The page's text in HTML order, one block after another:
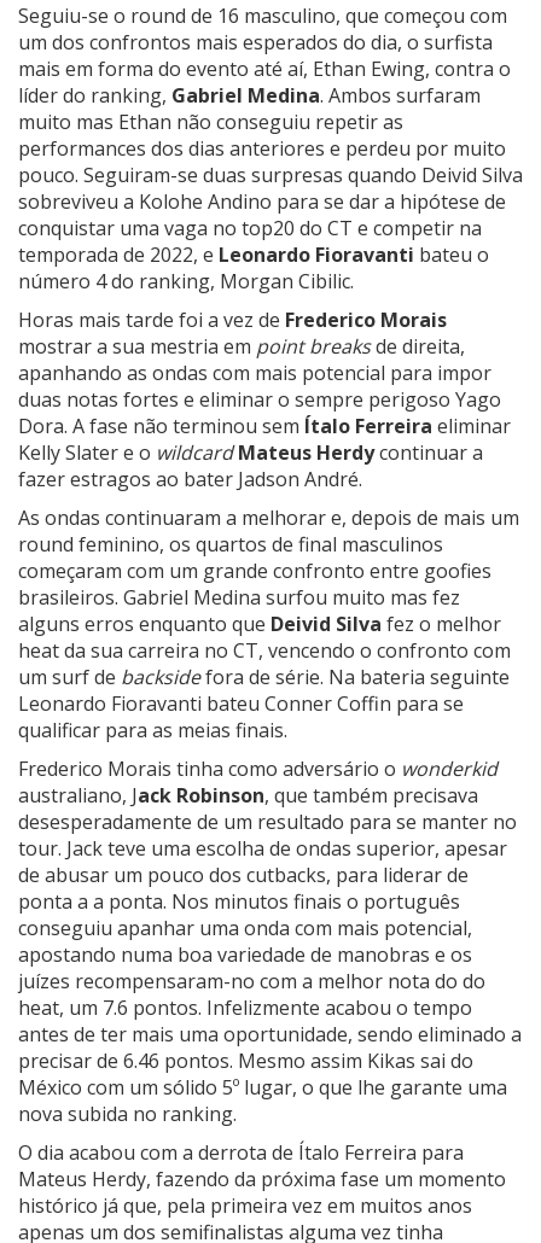
Seguiu-se o round de 16 masculino, que começou com
um dos confrontos mais esperados do dia, o surfista
mais em forma do evento até aí, Ethan Ewing, contra o
líder do ranking, Gabriel Medina. Ambos surfaram
muito mas Ethan não conseguiu repetir as
performances dos dias anteriores e perdeu por muito
pouco. Seguiram-se duas surpresas quando Deivid Silva
sobreviveu a Kolohe Andino para se dar a hipótese de
conquistar uma vaga no top20 do CT e competir na
temporada de 2022, e Leonardo Fioravanti bateu o
número 4 do ranking, Morgan Cibilic.
Horas mais tarde foi a vez de Frederico Morais
mostrar a sua mestria em point breaksde direita,
apanhando as ondas com mais potencial para impor
duas notas fortes e eliminar o sempre perigoso Yago
Dora. A fase não terminou sem Ítalo Ferreira eliminar
Kelly Slater e o wildcard Mateus Herdycontinuar a
fazer estragos ao bater Jadson André.
As ondas continuaram a melhorar e, depois de mais um
round feminino, os quartos de final masculinos
começaram com um grande confronto entre goofies
brasileiros. Gabriel Medina surfou muito mas fez
alguns erros enquanto que Deivid Silva fez o melhor
heat da sua carreira no CT, vencendo o confronto com
um surf de backsidefora de série. Na bateria seguinte
Leonardo Fioravanti bateu Conner Coffin para se
qualificar para as meias finais.
Frederico Morais tinha como adversário o wonderkid
australiano, Jack Robinson, que também precisava
desesperadamente de um resultado para se manter no
tour. Jack teve uma escolha de ondas superior, apesar
de abusar um pouco dos cutbacks, para liderar de
ponta a a ponta. Nos minutos finais o português
conseguiu apanhar uma onda com mais potencial,
apostando numa boa variedade de manobras e os
juízes recompensaram-no com a melhor nota do do
heat, um 7.6 pontos. Infelizmente acabou o tempo
antes de ter mais uma oportunidade, sendo eliminado a
precisar de 6.46 pontos. Mesmo assim Kikas sai do
México com um sólido 5º lugar, o que lhe garante uma
nova subida no ranking.
O dia acabou com a derrota de Ítalo Ferreira para
Mateus Herdy, fazendo da próxima fase um momento
histórico já que, pela primeira vez em muitos anos
apenas um dos semifinalistas alguma vez tinha